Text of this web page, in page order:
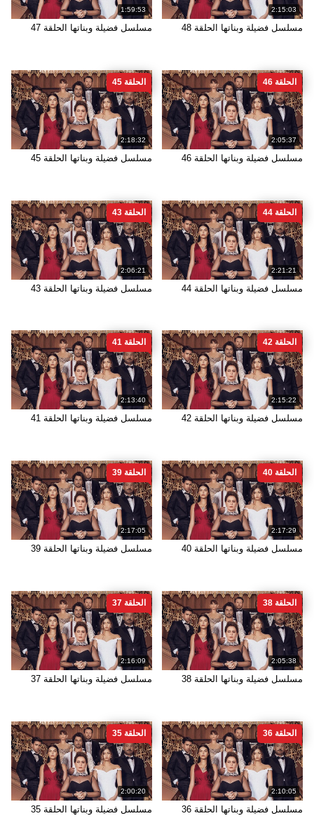
2:15:03
مسلسل فضيلة وبناتها الحلقة 48
1:59:53
مسلسل فضيلة وبناتها الحلقة 47
2:05:37
الحلقة 46
مسلسل فضيلة وبناتها الحلقة 46
2:18:32
الحلقة 45
مسلسل فضيلة وبناتها الحلقة 45
2:21:21
الحلقة 44
مسلسل فضيلة وبناتها الحلقة 44
2:06:21
الحلقة 43
مسلسل فضيلة وبناتها الحلقة 43
2:15:22
الحلقة 42
مسلسل فضيلة وبناتها الحلقة 42
2:13:40
الحلقة 41
مسلسل فضيلة وبناتها الحلقة 41
2:17:29
الحلقة 40
مسلسل فضيلة وبناتها الحلقة 40
2:17:05
الحلقة 39
مسلسل فضيلة وبناتها الحلقة 39
2:05:38
الحلقة 38
مسلسل فضيلة وبناتها الحلقة 38
2:16:09
الحلقة 37
مسلسل فضيلة وبناتها الحلقة 37
2:10:05
الحلقة 36
مسلسل فضيلة وبناتها الحلقة 36
2:00:20
الحلقة 35
مسلسل فضيلة وبناتها الحلقة 35